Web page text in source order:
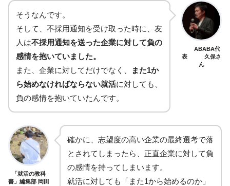
そうなんです。
そして、不採用通知を受け取った時に、友
人は不採用通知を送った企業に対して負の
感情を抱いていました。
また、企業に対してだけでなく、
また1か
ら始めなければならない就活に対しても、
負の感情を抱いていたんです。
ABABA代
表 久保さ
ん
「就活の教科
書」編集部 岡田
確かに、志望度の高い企業の最終選考で落
とされてしまったら、正直企業に対して負
の感情を持ってしまいます。
就活に対しても「また1から始めるのか」